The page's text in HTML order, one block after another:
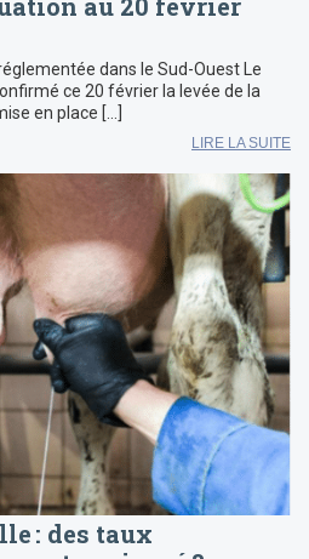
dans le Sud-Ouest Le
ce 20 février la levée de la
en place […]
LIRE LA SUITE
: des taux